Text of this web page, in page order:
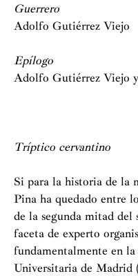
Guerrero
Adolfo Gutiérrez Viejo
Epílogo
Adolfo Gutiérrez Viejo
Tríptico cervantino
Si para la historia de la
Pina ha quedado entre
de la segunda mitad
faceta de experto
fundamentalmente en
Universitaria de Madrid